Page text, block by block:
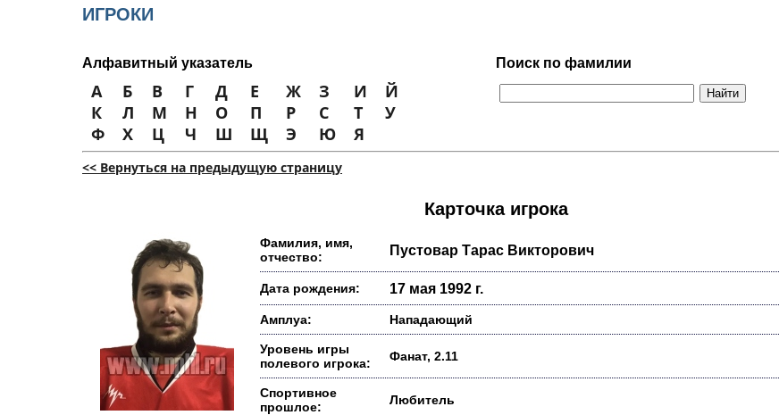
ИГРОКИ
Алфавитный указатель Поиск по фамилии
А Б В Г Д Е Ж З И
Й
К
Л М Н О П Р С Т
У
Ф
Х Ц Ч Ш Щ Э Ю Я
<< Вернуться на предыдущую страницу
Карточка игрока
Фамилия, имя,
отчество:
Пустовар Тарас Викторович
Дата рождения: 17 мая 1992 г.
Амплуа: Нападающий
Уровень игры
полевого игрока:
Фанат, 2.11
Спортивное
прошлое:
Любитель